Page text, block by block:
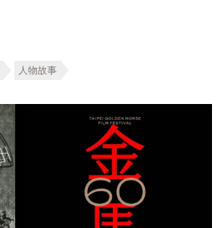
人物故事